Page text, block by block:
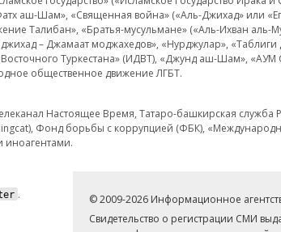
аш-Шам», «Священная война» («Аль-Джихад» или
Талибан», «Братья-мусульмане» («Аль-Ихван аль-
– Джамаат моджахедов», «Нурджулар»,
Туркестана» (ИДВТ), «Джунд аш-Шам», «АУМ
общественное движение ЛГБТ.
Настоящее Время, Татаро-башкирская
Фонд борьбы с коррупцией (ФБК),
иноагентами.
.
© 2009-2026 Информационное
Свидетельство о регистрации СМИ